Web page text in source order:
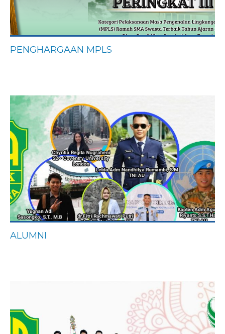
PENGHARGAAN MPLS
ALUMNI